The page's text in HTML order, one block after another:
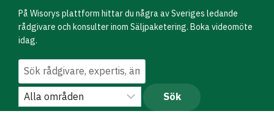
På Wisorys plattform hittar du några av Sveriges ledande
rådgivare och konsulter inom Säljpaketering. Boka videomöte
idag.